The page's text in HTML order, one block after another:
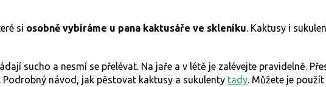
si osobně vybíráme u pana kaktusáře ve skleníku. Kaktusy i
sucho a nesmí se přelévat. Na jaře a v létě je zalévejte pravidelně.
návod, jak pěstovat kaktusy a sukulenty tady. Můžete je